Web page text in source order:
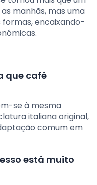
manhãs, mas uma
encaixando-
que café
se à mesma
italiana original,
comum em
está muito